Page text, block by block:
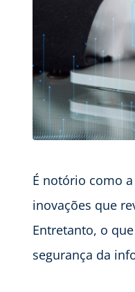
É notório como
inovações que
Entretanto, o
segurança da